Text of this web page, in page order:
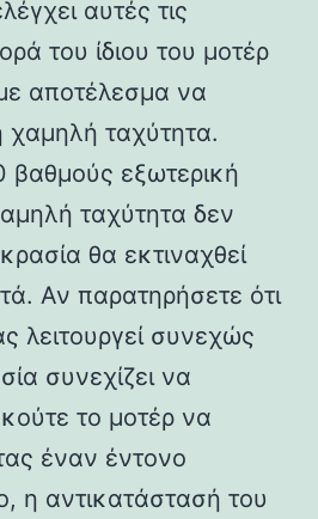
αυτές τις
του ίδιου του μοτέρ
αποτέλεσμα να
χαμηλή ταχύτητα.
βαθμούς εξωτερική
ταχύτητα δεν
θα εκτιναχθεί
Αν παρατηρήσετε ότι
λειτουργεί συνεχώς
συνεχίζει να
το μοτέρ να
έναν έντονο
η αντικατάστασή του